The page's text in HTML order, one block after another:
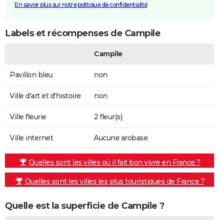
En savoir plus sur notre politique de confidentialité
Labels et récompenses de Campile
Campile
Pavillon bleu non
Ville d'art et d'histoire non
Ville fleurie 2 fleur(s)
Ville internet Aucune arobase
Quelles sont les villes où il fait bon vivre en France ?
Quelles sont les villes les plus touristiques de France ?
Quelle est la superficie de Campile ?